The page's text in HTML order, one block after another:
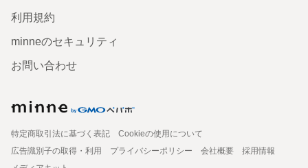
利用規約
minneのセキュリティ
お問い合わせ
特定商取引法に基づく表記
Cookieの使用について
広告識別子の取得・利用
プライバシーポリシー 会社概要
採用情報